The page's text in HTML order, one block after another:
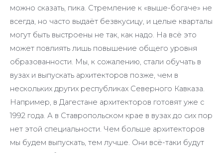
можно сказать, пика. Стремление к «выше-богаче» не
всегда, но часто выдаёт безвкусицу, и целые кварталы
могут быть выстроены не так, как надо. На всё это
может повлиять лишь повышение общего уровня
образованности. Мы, к сожалению, стали обучать в
вузах и выпускать архитекторов позже, чем в
нескольких других республиках Северного Кавказа.
Например, в Дагестане архитекторов готовят уже с
1992 года. А в Ставропольском крае в вузах до сих пор
нет этой специальности. Чем больше архитекторов
мы будем выпускать, тем лучше. Они всё-таки будут